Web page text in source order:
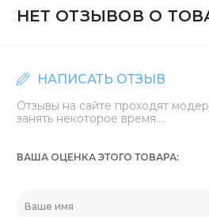
НЕТ ОТЗЫВОВ О
НАПИСАТЬ ОТЗЫВ
Отзывы на сайте проходят
занять некоторое время....
ВАША ОЦЕНКА ЭТОГО ТОВАРА